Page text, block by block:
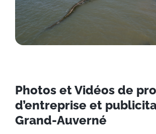
Photos et Vidéos de
d’entreprise et
Grand-Auverné